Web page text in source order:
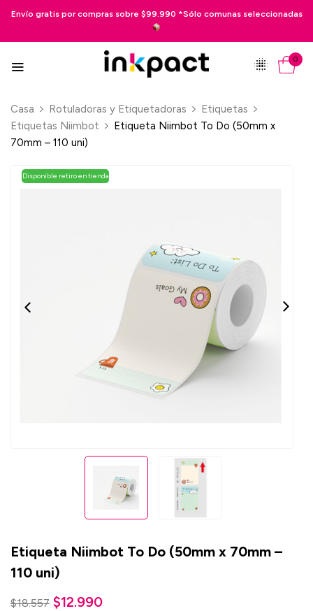
por compras sobre $99.990 *Sólo comunas seleccionadas
0
Casa Rotuladoras y Etiquetadoras
Etiquetas
Etiquetas Niimbot
Etiqueta Niimbot To Do (50mm x
70mm – 110 uni)
Disponible retiro en tienda
Etiqueta Niimbot To Do (50mm x 70mm –
110 uni)
$18.557 $12.990